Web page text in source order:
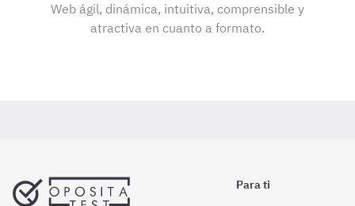
Web ágil, dinámica, intuitiva, comprensible y
atractiva en cuanto a formato.
Para ti